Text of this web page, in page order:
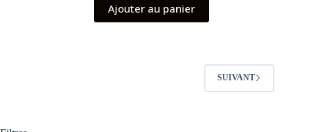
Ajouter au panier
SUIVANT